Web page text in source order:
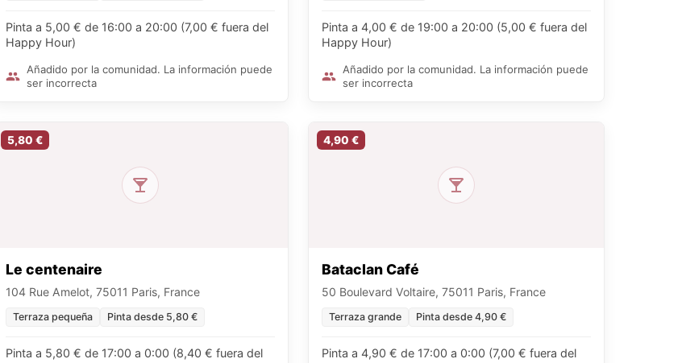
Pinta a 5,00 € de 16:00 a 20:00 (7,00 € fuera del
Happy Hour)
Añadido por la comunidad. La información puede
ser incorrecta
Pinta a 4,00 € de 19:00 a 20:00 (5,00 € fuera del
Happy Hour)
Añadido por la comunidad. La información puede
ser incorrecta
5,80 €
Le centenaire
104 Rue Amelot, 75011 Paris, France
Terraza pequeña Pinta desde 5,80 €
Pinta a 5,80 € de 17:00 a 0:00 (8,40 € fuera del
4,90 €
Bataclan Café
50 Boulevard Voltaire, 75011 Paris, France
Terraza grande Pinta desde 4,90 €
Pinta a 4,90 € de 17:00 a 0:00 (7,00 € fuera del